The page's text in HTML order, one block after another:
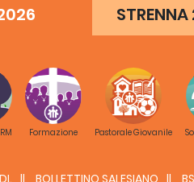
ospiti che hanno confermato
figurano anche Vittorio
per i Beni e le Attività
all’evento anche
Massimo Chiappetta,
del progetto
Formazione Pastorale Giovanile